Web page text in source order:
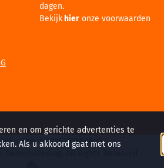
dagen.
Bekijk hieronze voorwaarden
- Btw: NL005260506B55
en om gerichte advertenties te
Als u akkoord gaat met ons